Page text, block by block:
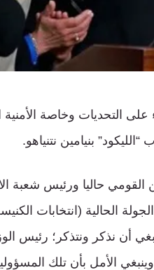
على التحديات وخاصة الأمنية
بنيامين نتنياهو.
القومي حاليا ورئيس شعبة
أن نذكر ونتذكر؛ رئيس
الأمل بأن تلك